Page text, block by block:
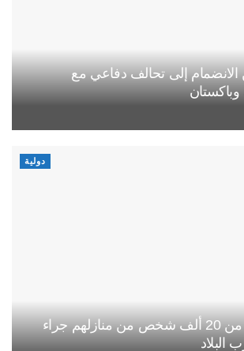
إلى تحالف دفاعي مع
وباكستان
دولية
كندا.. إجلاء أكثر من 20 ألف شخص من منازلهم جراء
البلاد